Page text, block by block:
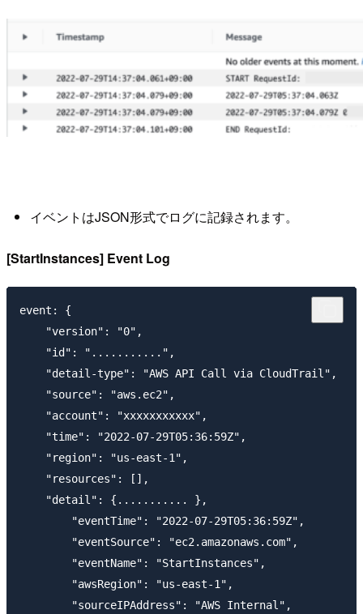
イベントはJSON形式でログに記録されます。
[StartInstances] Event Log
event: {
    "version": "0",
    "id": "...........",
    "detail-type": "AWS API Call via CloudTrail",
    "source": "aws.ec2",
    "account": "xxxxxxxxxxx",
    "time": "2022-07-29T05:36:59Z",
    "region": "us-east-1",
    "resources": [],
    "detail": {........... },
        "eventTime": "2022-07-29T05:36:59Z",
        "eventSource": "ec2.amazonaws.com",
        "eventName": "StartInstances",
        "awsRegion": "us-east-1",
        "sourceIPAddress": "AWS Internal",